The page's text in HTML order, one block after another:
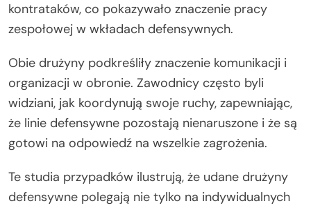
kontrataków, co pokazywało znaczenie pracy
zespołowej w wkładach defensywnych.
Obie drużyny podkreśliły znaczenie komunikacji i
organizacji w obronie. Zawodnicy często byli
widziani, jak koordynują swoje ruchy, zapewniając,
że linie defensywne pozostają nienaruszone i że są
gotowi na odpowiedź na wszelkie zagrożenia.
Te studia przypadków ilustrują, że udane drużyny
defensywne polegają nie tylko na indywidualnych